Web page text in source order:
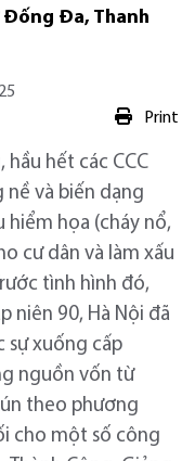
Đống Đa, Thanh
Print
hầu hết các CCC
nề và biến dạng
hiểm họa (cháy nổ,
cư dân và làm xấu
tình hình đó,
niên 90, Hà Nội đã
sự xuống cấp
nguồn vốn từ
theo phương
cho một số công